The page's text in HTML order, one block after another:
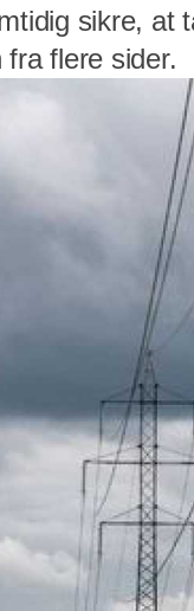
sikre, at
flere sider.